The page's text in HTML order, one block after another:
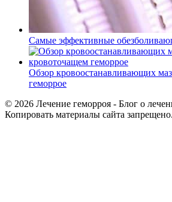
Самые эффективные
Обзор кровоостанавливающих
геморрое
© 2026 Лечение геморроя - Блог о
Копировать материалы сайта запрещено.